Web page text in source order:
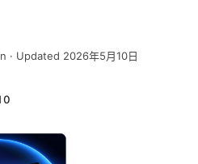
· Updated 2026年5月10日